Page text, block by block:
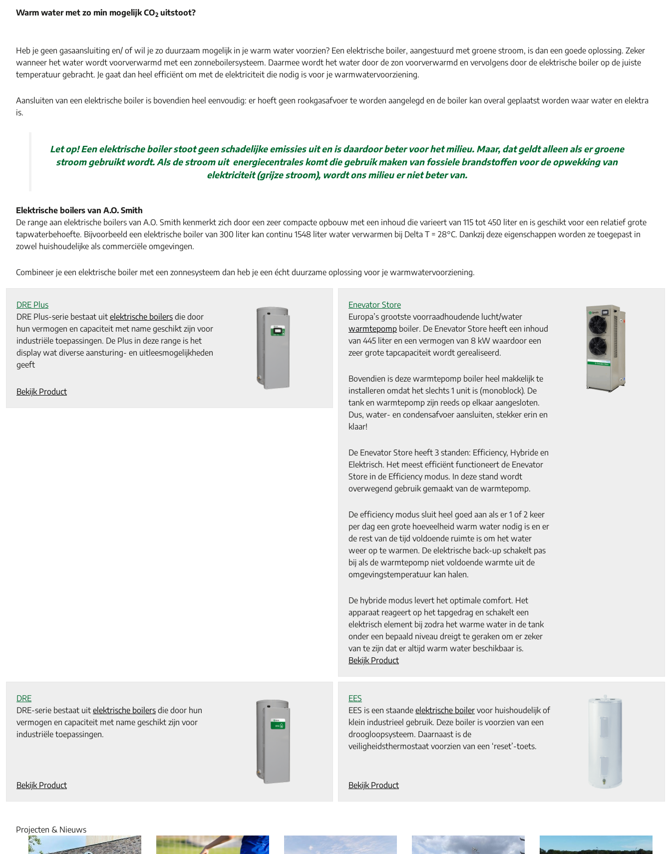
Warm water met zo min mogelijk CO2 uitstoot?
Heb je geen gasaansluiting en/ of wil je zo duurzaam mogelijk in je warm water voorzien? Een elektrische boiler, aangestuurd met groene stroom, is dan een goede oplossing. Zeker
wanneer het water wordt voorverwarmd met een zonneboilersysteem. Daarmee wordt het water door de zon voorverwarmd en vervolgens door de elektrische boiler op de juiste
temperatuur gebracht. Je gaat dan heel efficiënt om met de elektriciteit die nodig is voor je warmwatervoorziening.
Aansluiten van een elektrische boiler is bovendien heel eenvoudig: er hoeft geen rookgasafvoer te worden aangelegd en de boiler kan overal geplaatst worden waar water en elektra
is.
Let op! Een elektrische boiler stoot geen schadelijke emissies uit en is daardoor beter voor het milieu. Maar, dat geldt alleen als er groene
stroom gebruikt wordt. Als de stroom uit energiecentrales komt die gebruik maken van fossiele brandstoffen voor de opwekking van
elektriciteit (grijze stroom), wordt ons milieu er niet beter van.
Elektrische boilers van A.O. Smith
De range aan elektrische boilers van A.O. Smith kenmerkt zich door een zeer compacte opbouw met een inhoud die varieert van 115 tot 450 liter en is geschikt voor een relatief grote
tapwaterbehoefte. Bijvoorbeeld een elektrische boiler van 300 liter kan continu 1548 liter water verwarmen bij Delta T = 28°C. Dankzij deze eigenschappen worden ze toegepast in
zowel huishoudelijke als commerciële omgevingen.
Combineer je een elektrische boiler met een zonnesysteem dan heb je een écht duurzame oplossing voor je warmwatervoorziening.
DRE Plus
DRE Plus-serie bestaat uit elektrische boilers die door
hun vermogen en capaciteit met name geschikt zijn voor
industriële toepassingen. De Plus in deze range is het
display wat diverse aansturing- en uitleesmogelijkheden
geeft
Bekijk Product
Enevator Store
Europa’s grootste voorraadhoudende lucht/water
warmtepomp boiler. De Enevator Store heeft een inhoud
van 445 liter en een vermogen van 8 kW waardoor een
zeer grote tapcapaciteit wordt gerealiseerd.
Bovendien is deze warmtepomp boiler heel makkelijk te
installeren omdat het slechts 1 unit is (monoblock). De
tank en warmtepomp zijn reeds op elkaar aangesloten.
Dus, water- en condensafvoer aansluiten, stekker erin en
klaar!
De Enevator Store heeft 3 standen: Efficiency, Hybride en
Elektrisch. Het meest efficiënt functioneert de Enevator
Store in de Efficiency modus. In deze stand wordt
overwegend gebruik gemaakt van de warmtepomp.
De efficiency modus sluit heel goed aan als er 1 of 2 keer
per dag een grote hoeveelheid warm water nodig is en er
de rest van de tijd voldoende ruimte is om het water
weer op te warmen. De elektrische back-up schakelt pas
bij als de warmtepomp niet voldoende warmte uit de
omgevingstemperatuur kan halen.
De hybride modus levert het optimale comfort. Het
apparaat reageert op het tapgedrag en schakelt een
elektrisch element bij zodra het warme water in de tank
onder een bepaald niveau dreigt te geraken om er zeker
van te zijn dat er altijd warm water beschikbaar is.
Bekijk Product
DRE
DRE-serie bestaat uit elektrische boilers die door hun
vermogen en capaciteit met name geschikt zijn voor
industriële toepassingen.
Bekijk Product
EES
EES is een staande elektrische boiler voor huishoudelijk of
klein industrieel gebruik. Deze boiler is voorzien van een
droogloopsysteem. Daarnaast is de
veiligheidsthermostaat voorzien van een ‘reset’-toets.
Bekijk Product
Projecten & Nieuws